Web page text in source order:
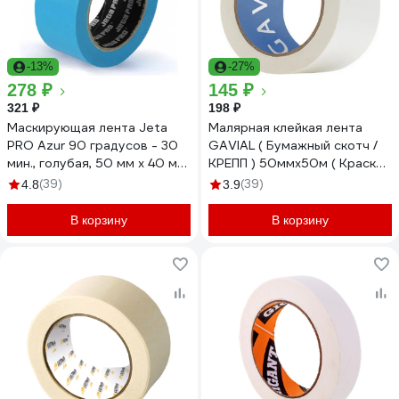
-13%
278 ₽
321 ₽
Маскирующая лента Jeta
PRO Azur 90 градусов - 30
мин., голубая, 50 мм х 40 м
58490/50
4.8(39)
В корзину
-27%
145 ₽
198 ₽
Малярная клейкая лента
GAVIAL ( Бумажный скотч /
КРЕПП ) 50ммх50м ( Краска
и защита стен ) 317
3.9(39)
В корзину